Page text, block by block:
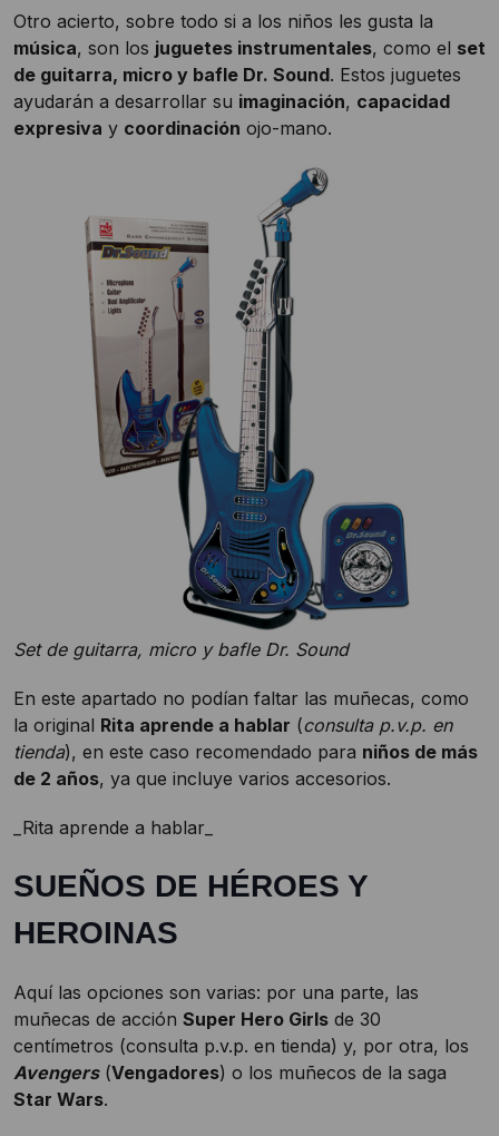
Otro acierto, sobre todo si a los niños les gusta la
música, son los juguetes instrumentales, como el set
de guitarra, micro y bafle Dr. Sound. Estos juguetes
ayudarán a desarrollar su imaginación, capacidad
expresiva y coordinación ojo-mano.
Set de guitarra, micro y bafle Dr. Sound
En este apartado no podían faltar las muñecas, como
la original Rita aprende a hablar (consulta p.v.p. en
tienda), en este caso recomendado para niños de más
de 2 años, ya que incluye varios accesorios.
_Rita aprende a hablar_
SUEÑOS DE HÉROES Y
HEROINAS
Aquí las opciones son varias: por una parte, las
muñecas de acción Super Hero Girls de 30
centímetros (consulta p.v.p. en tienda) y, por otra, los
Avengers(Vengadores) o los muñecos de la saga
Star Wars.